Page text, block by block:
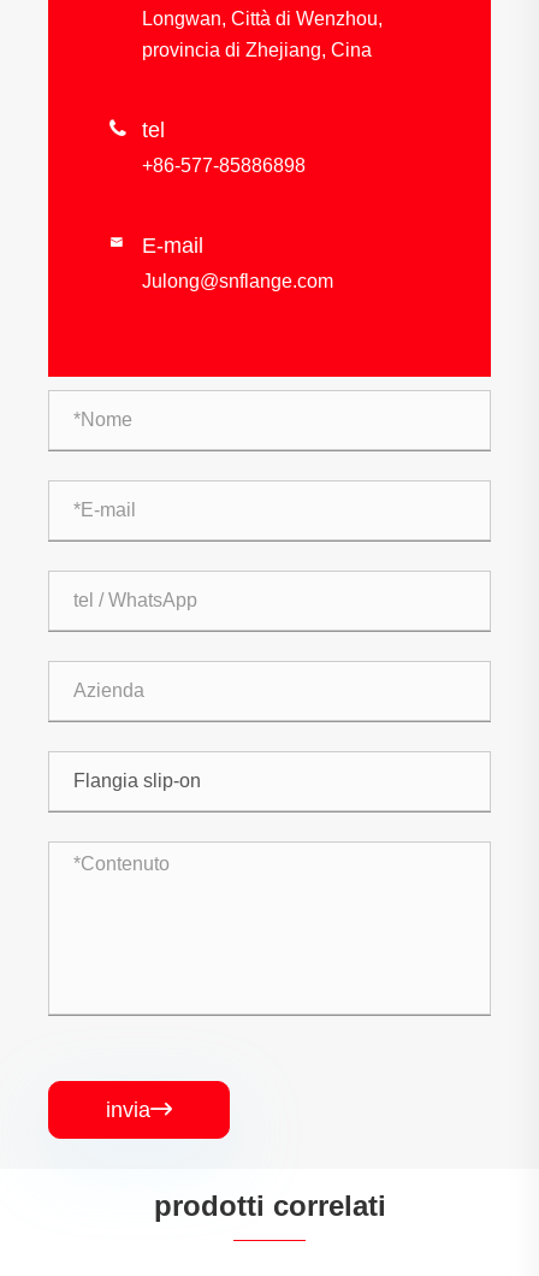
Longwan, Città di Wenzhou,
provincia di Zhejiang, Cina
 tel
+86-577-85886898
 E-mail
Julong@snflange.com
invia
prodotti correlati